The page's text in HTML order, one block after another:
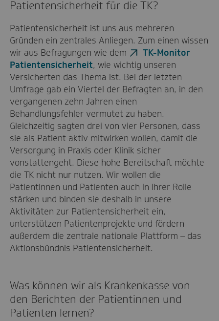
Patientensicherheit für die TK?
Patientensicherheit ist uns aus mehreren
Gründen ein zentrales Anliegen. Zum einen wissen
wir aus Befragungen wie dem
TK-Monitor
Patientensicherheit, wie wichtig unseren
Versicherten das Thema ist. Bei der letzten
Umfrage gab ein Viertel der Befragten an, in den
vergangenen zehn Jahren einen
Behandlungsfehler vermutet zu haben.
Gleichzeitig sagten drei von vier Personen, dass
sie als Patient aktiv mitwirken wollen, damit die
Versorgung in Praxis oder Klinik sicher
vonstattengeht. Diese hohe Bereitschaft möchte
die TK nicht nur nutzen. Wir wollen die
Patientinnen und Patienten auch in ihrer Rolle
stärken und binden sie deshalb in unsere
Aktivitäten zur Patientensicherheit ein,
unterstützen Patientenprojekte und fördern
außerdem die zentrale nationale Plattform – das
Aktionsbündnis Patientensicherheit.
Was können wir als Krankenkasse von
den Berichten der Patientinnen und
Patienten lernen?